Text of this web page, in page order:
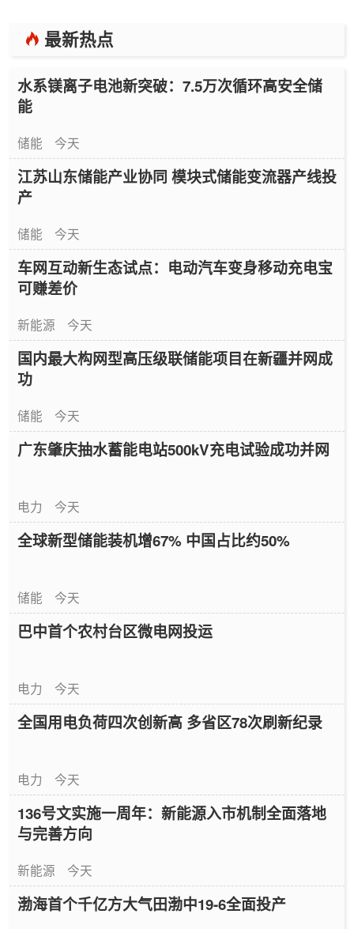
最新热点
水系镁离子电池新突破：7.5万次循环高安全储
能
储能 今天
江苏山东储能产业协同 模块式储能变流器产线投
产
储能 今天
车网互动新生态试点：电动汽车变身移动充电宝
可赚差价
新能源 今天
国内最大构网型高压级联储能项目在新疆并网成
功
储能 今天
广东肇庆抽水蓄能电站500kV充电试验成功并网
电力 今天
全球新型储能装机增67% 中国占比约50%
储能 今天
巴中首个农村台区微电网投运
电力 今天
全国用电负荷四次创新高 多省区78次刷新纪录
电力 今天
136号文实施一周年：新能源入市机制全面落地
与完善方向
新能源 今天
渤海首个千亿方大气田渤中19-6全面投产